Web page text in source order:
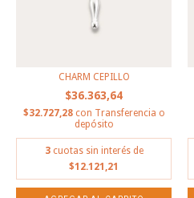
CHARM CEPILLO
$36.363,64
$32.727,28 con Transferencia o
depósito
3 cuotas sin interés de
$12.121,21